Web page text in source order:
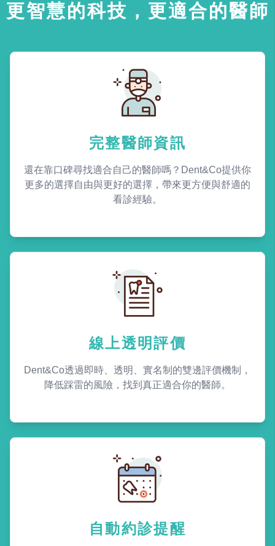
更智慧的科技，更適合的醫師
完整醫師資訊
還在靠口碑尋找適合自己的醫師嗎？Dent&Co提供你
更多的選擇自由與更好的選擇，帶來更方便與舒適的
看診經驗。
線上透明評價
Dent&Co透過即時、透明、實名制的雙邊評價機制，
降低踩雷的風險，找到真正適合你的醫師。
自動約診提醒